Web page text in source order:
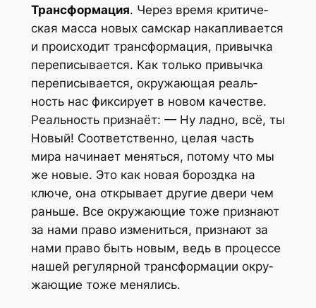
Транс­фор­ма­ция. Через вре­мя кри­ти­че­
ская мас­са новых сам­скар накап­ли­ва­ет­ся
и про­ис­хо­дит транс­фор­ма­ция, при­выч­ка
пере­пи­сы­ва­ет­ся. Как толь­ко при­выч­ка
пере­пи­сы­ва­ет­ся, окру­жа­ю­щая реаль­
ность нас фик­си­ру­ет в новом каче­стве.
Реаль­ность при­зна­ёт: — Ну лад­но, всё, ты
Новый! Соот­вет­ствен­но, целая часть
мира начи­на­ет менять­ся, пото­му что мы
же новые. Это как новая борозд­ка на
клю­че, она откры­ва­ет дру­гие две­ри чем
рань­ше. Все окру­жа­ю­щие тоже при­зна­ют
за нами пра­во изме­нить­ся, при­зна­ют за
нами пра­во быть новым, ведь в про­цес­се
нашей регу­ляр­ной транс­фор­ма­ции окру­
жа­ю­щие тоже менялись.